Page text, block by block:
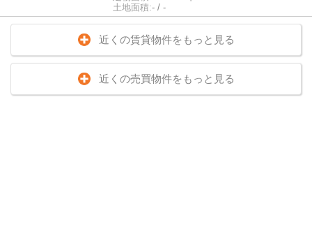
土地面積:- / -
近くの賃貸物件をもっと見る
近くの売買物件をもっと見る